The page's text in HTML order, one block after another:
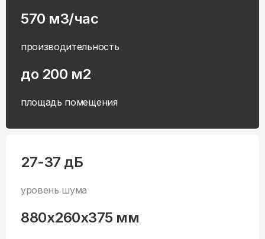
570 м3/час
производительность
до 200 м2
площадь помещения
27-37 дБ
уровень шума
880x260x375 мм